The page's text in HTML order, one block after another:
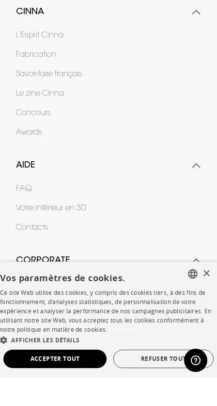
CINNA
L'Esprit Cinna
Fabrication
Savoir-faire français
Le zine Cinna
Concours
Awards
AIDE
FAQ
Votre intérieur en 3D
Contacts
CORPORATE
Presse
Rejoignez-nous
Devenir concessionnaire
Contract
FRENCH
ENGLISH
SPANISH
×
Vos paramètres de cookies.
Ce site Web utilise des cookies, y compris des cookies tiers, à des fins de
fonctionnement, d’analyses statistiques, de personnalisation de votre
expérience et analyser la performance de nos campagnes publicitaires. En
utilisant notre site Web, vous acceptez tous les cookies conformément à
notre politique en matière de cookies.
AFFICHER LES DÉTAILS
ACCEPTER TOUT REFUSER TOUT